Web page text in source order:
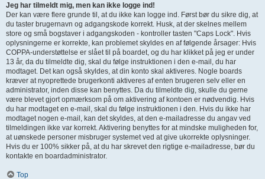
Jeg har tilmeldt mig, men kan ikke logge ind!
Der kan være flere grunde til, at du ikke kan logge ind. Først bør du sikre dig, at
du taster brugernavn og adgangskode korrekt. Husk, at der skelnes mellem
store og små bogstaver i adgangskoden - kontroller tasten "Caps Lock". Hvis
oplysningerne er korrekte, kan problemet skyldes en af følgende årsager: Hvis
COPPA-understøttelse er slået til på boardet, og du har klikket på jeg er under
13 år, da du tilmeldte dig, skal du følge instruktionen i den e-mail, du har
modtaget. Det kan også skyldes, at din konto skal aktiveres. Nogle boards
kræver at nyoprettede brugerkonti aktiveres af enten brugeren selv eller en
administrator, inden disse kan benyttes. Da du tilmeldte dig, skulle du gerne
være blevet gjort opmærksom på om aktivering af kontoen er nødvendig. Hvis
du har modtaget en e-mail, skal du følge instruktionen i den. Hvis du ikke har
modtaget nogen e-mail, kan det skyldes, at den e-mailadresse du angav ved
tilmeldingen ikke var korrekt. Aktivering benyttes for at mindske muligheden for,
at uønskede personer misbruger systemet ved at give ukorrekte oplysninger.
Hvis du er 100% sikker på, at du har skrevet den rigtige e-mailadresse, bør du
kontakte en boardadministrator.
Top